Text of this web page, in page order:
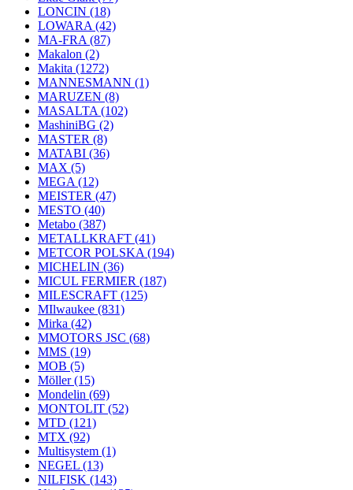
LONCIN (18)
LOWARA (42)
MA-FRA (87)
Makalon (2)
Makita (1272)
MANNESMANN (1)
MARUZEN (8)
MASALTA (102)
MashiniBG (2)
MASTER (8)
MATABI (36)
MAX (5)
MEGA (12)
MEISTER (47)
MESTO (40)
Metabo (387)
METALLKRAFT (41)
METCOR POLSKA (194)
MICHELIN (36)
MICUL FERMIER (187)
MILESCRAFT (125)
MIlwaukee (831)
Mirka (42)
MMOTORS JSC (68)
MMS (19)
MOB (5)
Möller(15)
Mondelin (69)
MONTOLIT (52)
MTD (121)
MTX (92)
Multisystem (1)
NEGEL (13)
NILFISK (143)